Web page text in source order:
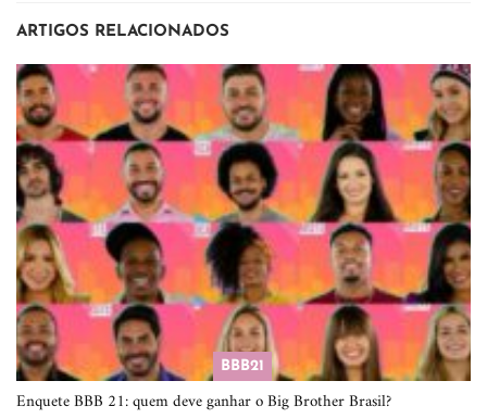
ARTIGOS RELACIONADOS
BBB21
Enquete BBB 21: quem deve ganhar o Big Brother Brasil?